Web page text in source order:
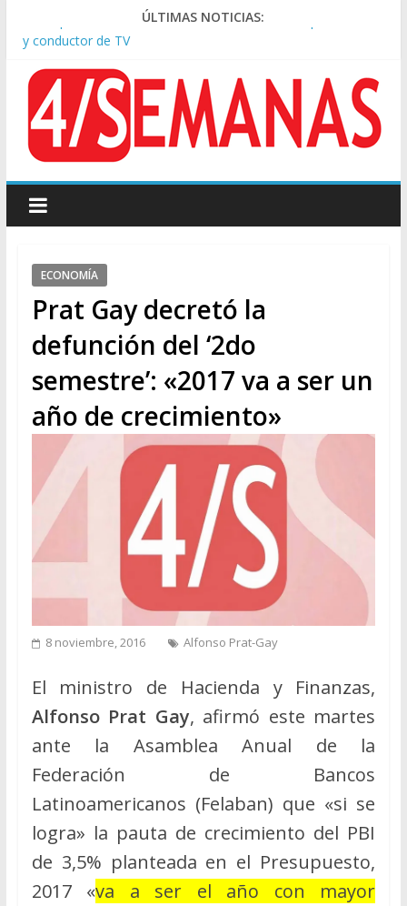
ÚLTIMAS NOTICIAS:
Pesar por la muerte de Leandro Rud, histórico representante
y conductor de TV
apuntó: “Vino un poco endiablada”
Causa AFA: el juez Amarante calificó de “ficción judicial” el
traslado del expediente a Campana
A pocas cuadras de La Bombonera chocaron un tren y un
colectivo: siete heridos
sindicatos y organizaciones sociales
ECONOMÍA
Prat Gay decretó la
defunción del ‘2do
semestre’: «2017 va a ser un
año de crecimiento»
8 noviembre, 2016 Alfonso Prat-Gay
El ministro de Hacienda y Finanzas,
Alfonso Prat Gay, afirmó este martes
ante la Asamblea Anual de la
Federación de Bancos
Latinoamericanos (Felaban) que «si se
logra» la pauta de crecimiento del PBI
de 3,5% planteada en el Presupuesto,
2017 «va a ser el año con mayor